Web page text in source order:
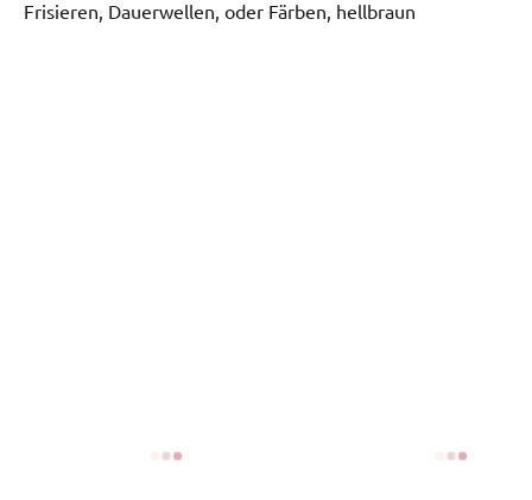
Frisieren, Dauerwellen, oder Färben, hellbraun